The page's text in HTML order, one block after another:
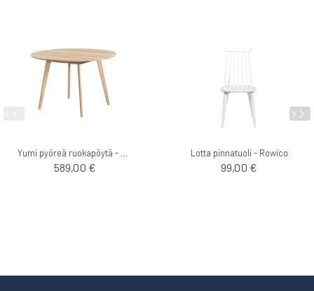
589,00 €
Lotta pinnatuoli - Rowico
99,00 €